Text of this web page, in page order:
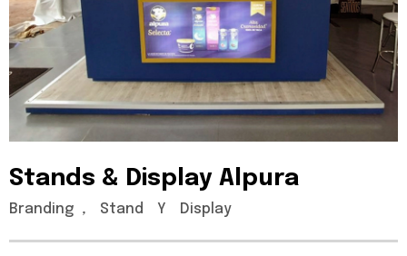
Stands & Display Alpura
Branding , Stand Y Display